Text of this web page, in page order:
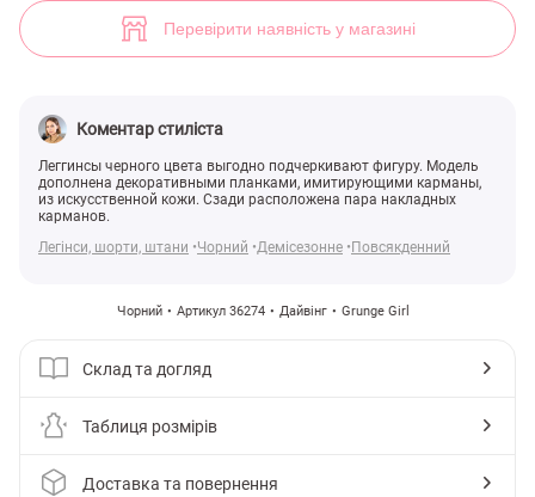
Перевірити наявність у магазині
Коментар стиліста
Леггинсы черного цвета выгодно подчеркивают фигуру. Модель
дополнена декоративными планками, имитирующими карманы,
из искусственной кожи. Сзади расположена пара накладных
карманов.
Легінси, шорти, штани
Чорний Демісезонне Повсякденний
Чорний Артикул 36274 Дайвінг Grunge Girl
Склад та догляд
Таблиця розмірів
Доставка та повернення
(арт. 36274) ♡ інтернет-магазин Gepur